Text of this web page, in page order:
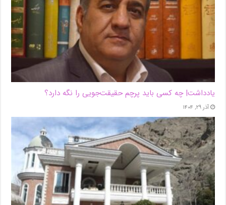
یادداشت| ‌چه کسی باید پرچم حقیقت‌جویی را نگه دارد؟
آذر ۲۹, ۱۴۰۴